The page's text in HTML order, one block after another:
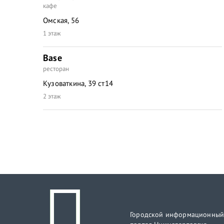
кафе
Омская, 56
1 этаж
Base
ресторан
Кузоваткина, 39 ст14
2 этаж
Городской информационный